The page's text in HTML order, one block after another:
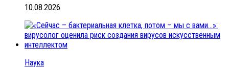
10.08.2026
Наука